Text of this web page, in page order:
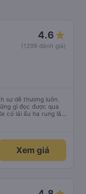
4.6
(1299 đánh giá)
sự dễ thương luôn.
gì đọc được qua
có lái ẩu ha rung lắc
Xem giá